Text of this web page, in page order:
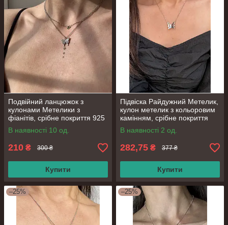
Подвійний ланцюжок з
кулонами Метелики з
фіанітів, срібне покриття 925
проби, довжина 40+5 см
В наявності 10 од.
210 ₴ 300 ₴
Купити
Підвіска Райдужний Метелик,
кулон метелик з кольоровим
камінням, срібне покриття
925 проби, довжина 38+5 см
В наявності 2 од.
282,75 ₴ 377 ₴
Купити
–25% –25%